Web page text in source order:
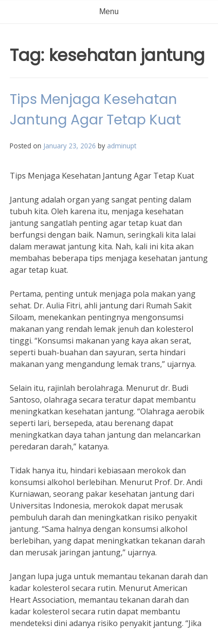
Menu
Tag: kesehatan jantung
Tips Menjaga Kesehatan
Jantung Agar Tetap Kuat
Posted on January 23, 2026 by adminupt
Tips Menjaga Kesehatan Jantung Agar Tetap Kuat
Jantung adalah organ yang sangat penting dalam
tubuh kita. Oleh karena itu, menjaga kesehatan
jantung sangatlah penting agar tetap kuat dan
berfungsi dengan baik. Namun, seringkali kita lalai
dalam merawat jantung kita. Nah, kali ini kita akan
membahas beberapa tips menjaga kesehatan jantung
agar tetap kuat.
Pertama, penting untuk menjaga pola makan yang
sehat. Dr. Aulia Fitri, ahli jantung dari Rumah Sakit
Siloam, menekankan pentingnya mengonsumsi
makanan yang rendah lemak jenuh dan kolesterol
tinggi. “Konsumsi makanan yang kaya akan serat,
seperti buah-buahan dan sayuran, serta hindari
makanan yang mengandung lemak trans,” ujarnya.
Selain itu, rajinlah berolahraga. Menurut dr. Budi
Santoso, olahraga secara teratur dapat membantu
meningkatkan kesehatan jantung. “Olahraga aerobik
seperti lari, bersepeda, atau berenang dapat
meningkatkan daya tahan jantung dan melancarkan
peredaran darah,” katanya.
Tidak hanya itu, hindari kebiasaan merokok dan
konsumsi alkohol berlebihan. Menurut Prof. Dr. Andi
Kurniawan, seorang pakar kesehatan jantung dari
Universitas Indonesia, merokok dapat merusak
pembuluh darah dan meningkatkan risiko penyakit
jantung. “Sama halnya dengan konsumsi alkohol
berlebihan, yang dapat meningkatkan tekanan darah
dan merusak jaringan jantung,” ujarnya.
Jangan lupa juga untuk memantau tekanan darah dan
kadar kolesterol secara rutin. Menurut American
Heart Association, memantau tekanan darah dan
kadar kolesterol secara rutin dapat membantu
mendeteksi dini adanya risiko penyakit jantung. “Jika